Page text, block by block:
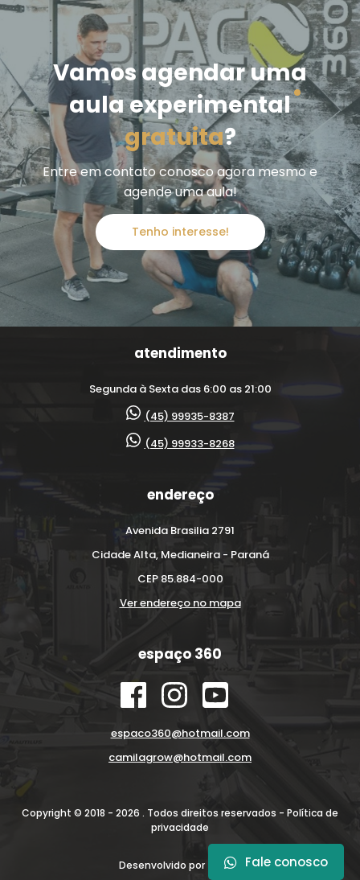
Vamos agendar uma
aula experimental
gratuita?
Entre em contato conosco agora mesmo e
agende uma aula!
Tenho interesse!
atendimento
Segunda à Sexta das 6:00 as 21:00
(45) 99935-8387
(45) 99933-8268
endereço
Avenida Brasilia 2791
Cidade Alta, Medianeira - Paraná
CEP 85.884-000
Ver endereço no mapa
espaço 360
espaco360@hotmail.com
camilagrow@hotmail.com
Copyright © 2018 - 2026 . Todos direitos reservados - Política de
privacidade
Desenvolvido por Fale conosco